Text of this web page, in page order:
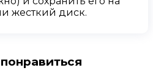
жесткий диск.